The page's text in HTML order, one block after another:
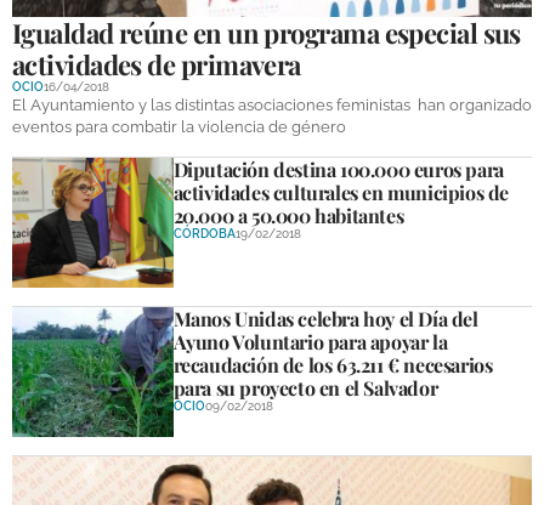
Igualdad reúne en un programa especial sus
actividades de primavera
OCIO16/04/2018
El Ayuntamiento y las distintas asociaciones feministas han organizado
eventos para combatir la violencia de género
Diputación destina 100.000 euros para
actividades culturales en municipios de
20.000 a 50.000 habitantes
CÓRDOBA19/02/2018
Manos Unidas celebra hoy el Día del
Ayuno Voluntario para apoyar la
recaudación de los 63.211 € necesarios
para su proyecto en el Salvador
OCIO09/02/2018